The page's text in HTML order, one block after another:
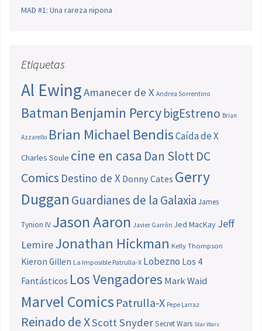
MAD #1: Una rareza nipona
Etiquetas
Al EwingAmanecer de X Andrea Sorrentino
Batman Benjamin PercybigEstreno Brian
Azzarello Brian Michael BendisCaída de X
Charles Soule cine en casa Dan SlottDC
Comics Destino de X Donny Cates Gerry
Duggan Guardianes de la Galaxia James
Tynion IV Jason Aaron Javier Garrón Jed MacKay Jeff
LemireJonathan Hickman Kelly Thompson
Kieron Gillen La Imposible Patrulla-X Lobezno Los 4
Fantásticos Los Vengadores Mark Waid
Marvel Comics Patrulla-X Pepe Larraz
Reinado de XScott SnyderSecret Wars Star Wars